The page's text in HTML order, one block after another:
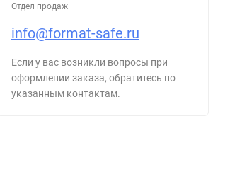
4 804 947₽
15 170
000₽
-20%
Отдел продаж
info@format-safe.ru
Если у вас возникли вопросы при
оформлении заказа, обратитесь по
указанным контактам.